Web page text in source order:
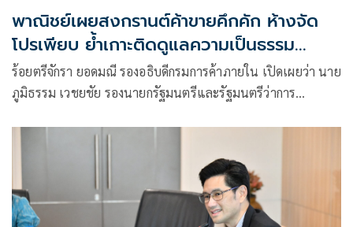
พาณิชย์เผยสงกรานต์ค้าขายคึกคัก ห้างจัด
โปรเพียบ ย้ำเกาะติดดูแลความเป็นธรรม
ทางการค้า
ร้อยตรีจักรา ยอดมณี รองอธิบดีกรมการค้าภายใน เปิดเผยว่า นาย
ภูมิธรรม เวชยชัย รองนายกรัฐมนตรีและรัฐมนตรีว่าการ
พาณิชย์จังหวัดทั่วประเทศ